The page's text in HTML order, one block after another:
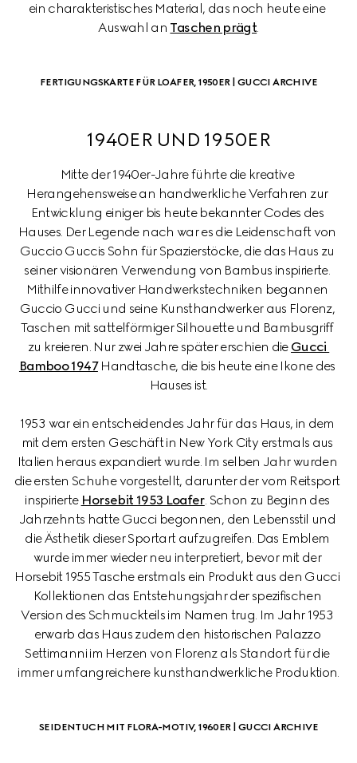
ein charakteristisches Material, das noch heute eine
Auswahl an Taschen prägt.
FERTIGUNGSKARTE FÜR LOAFER, 1950ER | GUCCI ARCHIVE
1940ER UND 1950ER
Mitte der 1940er-Jahre führte die kreative
Herangehensweise an handwerkliche Verfahren zur
Entwicklung einiger bis heute bekannter Codes des
Hauses. Der Legende nach war es die Leidenschaft von
Guccio Guccis Sohn für Spazierstöcke, die das Haus zu
seiner visionären Verwendung von Bambus inspirierte.
Mithilfe innovativer Handwerkstechniken begannen
Guccio Gucci und seine Kunsthandwerker aus Florenz,
Taschen mit sattelförmiger Silhouette und Bambusgriff
zu kreieren. Nur zwei Jahre später erschien die Gucci
Bamboo 1947 Handtasche, die bis heute eine Ikone des
Hauses ist.
1953 war ein entscheidendes Jahr für das Haus, in dem
mit dem ersten Geschäft in New York City erstmals aus
Italien heraus expandiert wurde. Im selben Jahr wurden
die ersten Schuhe vorgestellt, darunter der vom Reitsport
inspirierte Horsebit 1953 Loafer. Schon zu Beginn des
Jahrzehnts hatte Gucci begonnen, den Lebensstil und
die Ästhetik dieser Sportart aufzugreifen. Das Emblem
wurde immer wieder neu interpretiert, bevor mit der
Horsebit 1955 Tasche erstmals ein Produkt aus den Gucci
Kollektionen das Entstehungsjahr der spezifischen
Version des Schmuckteils im Namen trug. Im Jahr 1953
erwarb das Haus zudem den historischen Palazzo
Settimanni im Herzen von Florenz als Standort für die
immer umfangreichere kunsthandwerkliche Produktion.
SEIDENTUCH MIT FLORA-MOTIV, 1960ER | GUCCI ARCHIVE